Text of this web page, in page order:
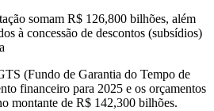
somam R$ 126,800 bilhões, além
à concessão de descontos (subsídios)
(Fundo de Garantia do Tempo de
financeiro para 2025 e os orçamentos
montante de R$ 142,300 bilhões.